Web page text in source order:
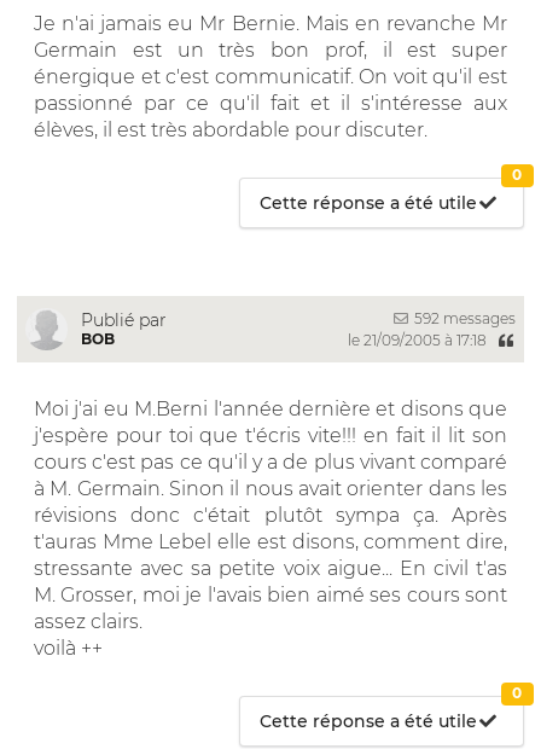
Je n'ai jamais eu Mr Bernie. Mais en revanche Mr
Germain est un très bon prof, il est super
énergique et c'est communicatif. On voit qu'il est
passionné par ce qu'il fait et il s'intéresse aux
élèves, il est très abordable pour discuter.
Cette réponse a été utile
0
Publié par
BOB
592 messages
le 21/09/2005 à 17:18
Moi j'ai eu M.Berni l'année dernière et disons que
j'espère pour toi que t'écris vite!!! en fait il lit son
cours c'est pas ce qu'il y a de plus vivant comparé
à M. Germain. Sinon il nous avait orienter dans les
révisions donc c'était plutôt sympa ça. Après
t'auras Mme Lebel elle est disons, comment dire,
stressante avec sa petite voix aigue... En civil t'as
M. Grosser, moi je l'avais bien aimé ses cours sont
assez clairs.
voilà ++
Cette réponse a été utile
0